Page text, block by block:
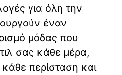
για όλη την
έναν
μόδας που
σας κάθε μέρα,
κάθε περίσταση και